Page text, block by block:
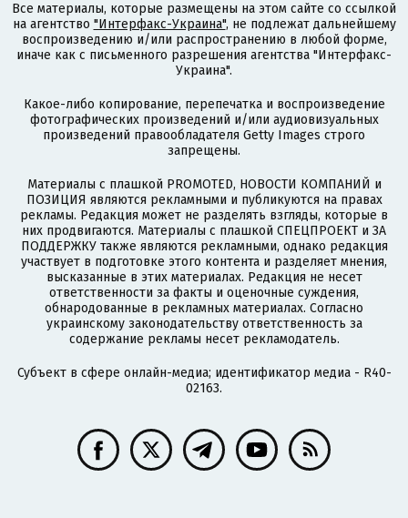
Все материалы, которые размещены на этом сайте со ссылкой
на агентство "Интерфакс-Украина", не подлежат дальнейшему
воспроизведению и/или распространению в любой форме,
иначе как с письменного разрешения агентства "Интерфакс-
Украина".
Какое-либо копирование, перепечатка и воспроизведение
фотографических произведений и/или аудиовизуальных
произведений правообладателя Getty Images строго
запрещены.
Материалы с плашкой PROMOTED, НОВОСТИ КОМПАНИЙ и
ПОЗИЦИЯ являются рекламными и публикуются на правах
рекламы. Редакция может не разделять взгляды, которые в
них продвигаются. Материалы с плашкой СПЕЦПРОЕКТ и ЗА
ПОДДЕРЖКУ также являются рекламными, однако редакция
участвует в подготовке этого контента и разделяет мнения,
высказанные в этих материалах. Редакция не несет
ответственности за факты и оценочные суждения,
обнародованные в рекламных материалах. Согласно
украинскому законодательству ответственность за
содержание рекламы несет рекламодатель.
Субъект в сфере онлайн-медиа; идентификатор медиа - R40-
02163.